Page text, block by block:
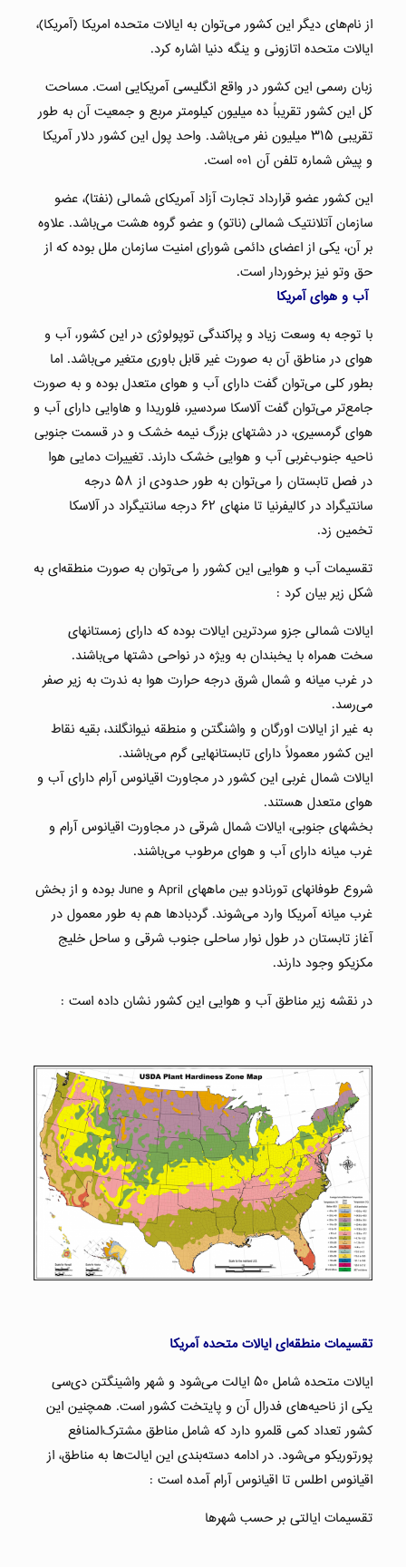
از نام‌های دیگر این کشور می‌توان به ایالات متحده امریکا (آمریکا)،
ایالات متحده اتازونی و ینگه دنیا اشاره کرد.
زبان رسمی این کشور در واقع انگلیسی آمریکایی است. مساحت
کل این کشور تقریباً ده میلیون کیلومتر مربع و جمعیت آن به طور
تقریبی ۳۱۵ میلیون نفر می‌باشد. واحد پول این کشور دلار آمریکا
و پیش‌ شماره تلفن آن ۰۰۱ است.
این کشور عضو قرارداد تجارت آزاد آمریکای شمالی (نفتا)، عضو
سازمان آتلانتیک شمالی (ناتو) و عضو گروه هشت می‌باشد. علاوه
بر آن، یکی از اعضای دائمی شورای امنیت سازمان ملل بوده که از
حق وتو نیز برخوردار است.
آب و هوای آمریکا
با توجه به وسعت زیاد و پراکندگی توپولوژی در این کشور، آب و
هوای در مناطق آن به صورت غیر قابل باوری متغیر می‌باشد. اما
بطور کلی می‌توان گفت دارای آب و هوای متعدل بوده و به صورت
جامع‌تر می‌توان گفت آلاسکا سردسیر، فلوریدا و هاوایی دارای آب و
هوای گرمسیری، در دشتهای بزرگ نیمه خشک و در قسمت جنوبی
ناحیه جنوب‌غربی آب و هوایی خشک دارند. تغییرات دمایی هوا
در فصل تابستان را می‌توان به طور حدودی از ۵۸ درجه
سانتیگراد در کالیفرنیا تا منهای ۶۲ درجه سانتیگراد در آلاسکا
تخمین زد.
تقسیمات آب و هوایی این کشور را می‌توان به صورت منطقه‌ای به
شکل زیر بیان کرد :
ایالات شمالی جزو سردترین ایالات بوده که دارای زمستانهای
سخت همراه با یخبندان به ویژه در نواحی دشتها می‌باشند.
در غرب میانه و شمال شرق درجه حرارت هوا به ندرت به زیر صفر
می‌رسد.
به غیر از ایالات اورگان و واشنگتن و منطقه نیوانگلند، بقیه نقاط
این کشور معمولاً دارای تابستانهایی گرم می‌باشند.
ایالات شمال غربی این کشور در مجاورت اقیانوس آرام دارای آب و
هوای متعدل هستند.
بخشهای جنوبی، ایالات شمال شرقی در مجاورت اقیانوس آرام و
غرب میانه دارای آب و هوای مرطوب می‌باشند.
شروع طوفانهای تورنادو بین ماههای April و June بوده و از بخش
غرب میانه آمریکا وارد می‌شوند. گردبادها هم به طور معمول در
آغاز تابستان در طول نوار ساحلی جنوب شرقی و ساحل خلیج
مکزیکو وجود دارند.
در نقشه زیر مناطق آب و هوایی این کشور نشان داده است :
تقسیمات منطقه‌ای ایالات متحده آمریکا
ایالات متحده شامل ۵۰ ایالت می‌شود و شهر واشینگتن دی‌سی
یکی از ناحیه‌های فدرال آن و پایتخت کشور است. همچنین این
کشور تعداد کمی قلمرو دارد که شامل مناطق مشترک‌المنافع
پورتوریکو می‌شود. در ادامه دسته‌بندی این ایالت‌ها به مناطق، از
اقیانوس اطلس تا اقیانوس آرام آمده است :
تقسیمات ایالتی بر حسب شهرها